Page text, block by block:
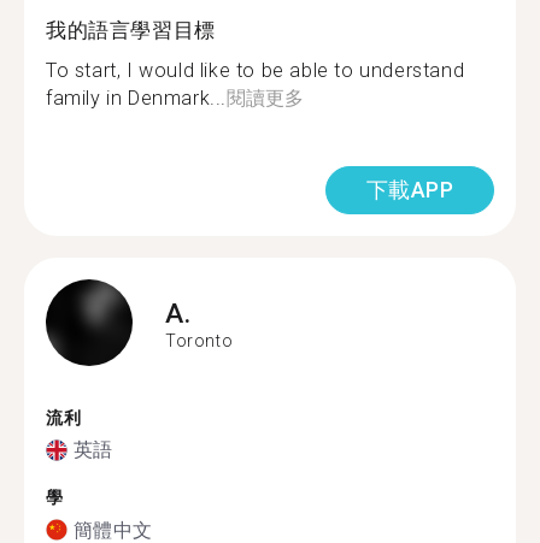
我的語言學習目標
To start, I would like to be able to understand
family in Denmark... 閱讀更多
下載APP
A.
Toronto
流利
英語
學
簡體中文